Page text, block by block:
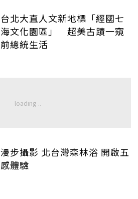
台北大直人文新地標「經國七
海文化園區」 超美古蹟一窺
前總統生活
漫步攝影 北台灣森林浴 開啟五
感體驗